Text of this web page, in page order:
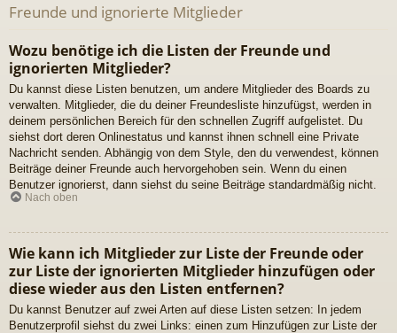
Freunde und ignorierte Mitglieder
Wozu benötige ich die Listen der Freunde und
ignorierten Mitglieder?
Du kannst diese Listen benutzen, um andere Mitglieder des Boards zu
verwalten. Mitglieder, die du deiner Freundesliste hinzufügst, werden in
deinem persönlichen Bereich für den schnellen Zugriff aufgelistet. Du
siehst dort deren Onlinestatus und kannst ihnen schnell eine Private
Nachricht senden. Abhängig von dem Style, den du verwendest, können
Beiträge deiner Freunde auch hervorgehoben sein. Wenn du einen
Benutzer ignorierst, dann siehst du seine Beiträge standardmäßig nicht.
Nach oben
Wie kann ich Mitglieder zur Liste der Freunde oder
zur Liste der ignorierten Mitglieder hinzufügen oder
diese wieder aus den Listen entfernen?
Du kannst Benutzer auf zwei Arten auf diese Listen setzen: In jedem
Benutzerprofil siehst du zwei Links: einen zum Hinzufügen zur Liste der